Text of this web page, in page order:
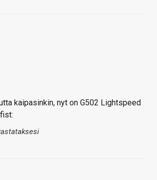
kaipasinkin, nyt on G502 Lightspeed